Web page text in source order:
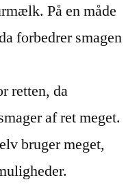
På en måde
forbedrer smagen
retten, da
af ret meget.
bruger meget,